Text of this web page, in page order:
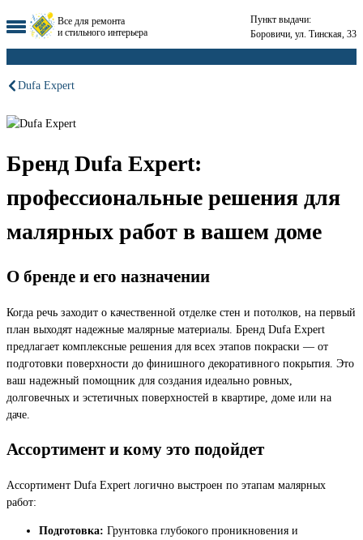
Все для ремонта
и стильного интерьера
Пункт выдачи:
Боровичи, ул. Тинская, 33
Dufa Expert
Бренд Dufa Expert:
профессиональные решения для
малярных работ в вашем доме
О бренде и его назначении
Когда речь заходит о качественной отделке стен и потолков, на первый
план выходят надежные малярные материалы. Бренд Dufa Expert
предлагает комплексные решения для всех этапов покраски — от
подготовки поверхности до финишного декоративного покрытия. Это
ваш надежный помощник для создания идеально ровных,
долговечных и эстетичных поверхностей в квартире, доме или на
даче.
Ассортимент и кому это подойдет
Ассортимент Dufa Expert логично выстроен по этапам малярных
работ:
Подготовка: Грунтовка глубокого проникновения и